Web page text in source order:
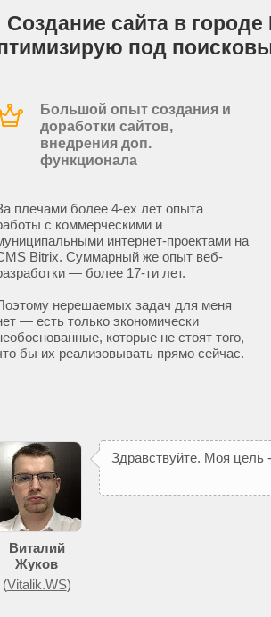
Создание сайта в
под
Большой опыт создания и
доработки сайтов,
внедрения доп.
функционала
плечами более 4-ех лет опыта
с коммерческими и
интернет-проектами на
Bitrix. Суммарный же опыт веб-
— более 17-ти лет.
нерешаемых задач для меня
— есть только экономически
которые не стоят того,
бы их реализовывать прямо сейчас.
Виталий
Жуков
(Vitalik.WS)
Здравствуйте. Моя цель -